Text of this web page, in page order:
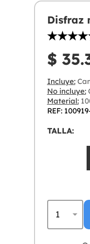
Disfraz
$
Incluye:
No incluye:
Material:
REF:
TALLA: